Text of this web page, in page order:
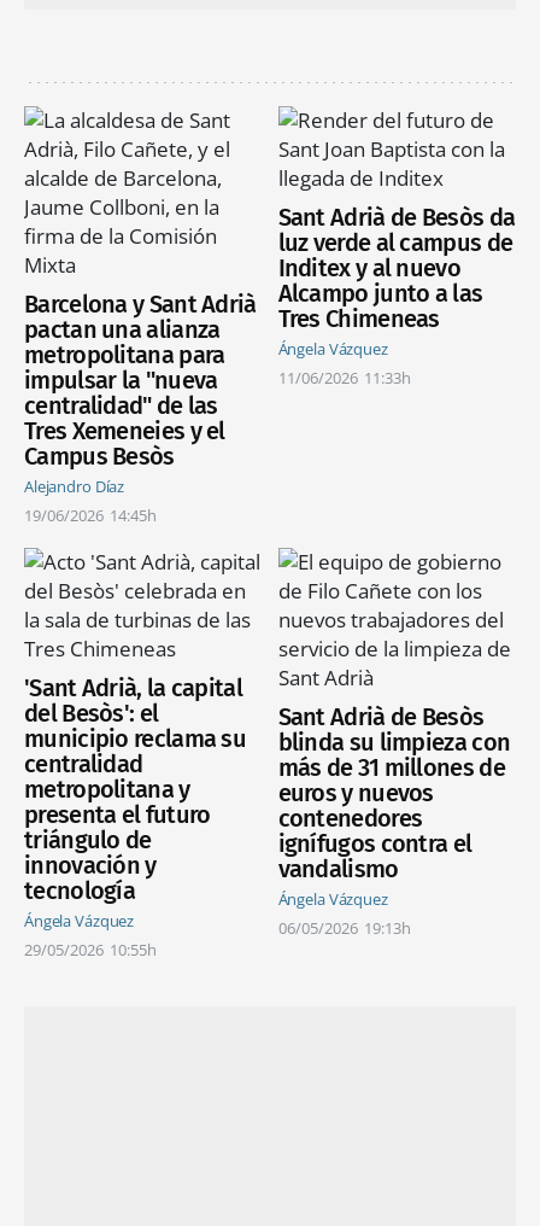
Barcelona y Sant Adrià
pactan una alianza
metropolitana para
impulsar la "nueva
centralidad" de las
Tres Xemeneies y el
Campus Besòs
Alejandro Díaz
19/06/2026 14:45h
Sant Adrià de Besòs da
luz verde al campus de
Inditex y al nuevo
Alcampo junto a las
Tres Chimeneas
Ángela Vázquez
11/06/2026 11:33h
'Sant Adrià, la capital
del Besòs': el
municipio reclama su
centralidad
metropolitana y
presenta el futuro
triángulo de
innovación y
tecnología
Ángela Vázquez
29/05/2026 10:55h
Sant Adrià de Besòs
blinda su limpieza con
más de 31 millones de
euros y nuevos
contenedores
ignífugos contra el
vandalismo
Ángela Vázquez
06/05/2026 19:13h